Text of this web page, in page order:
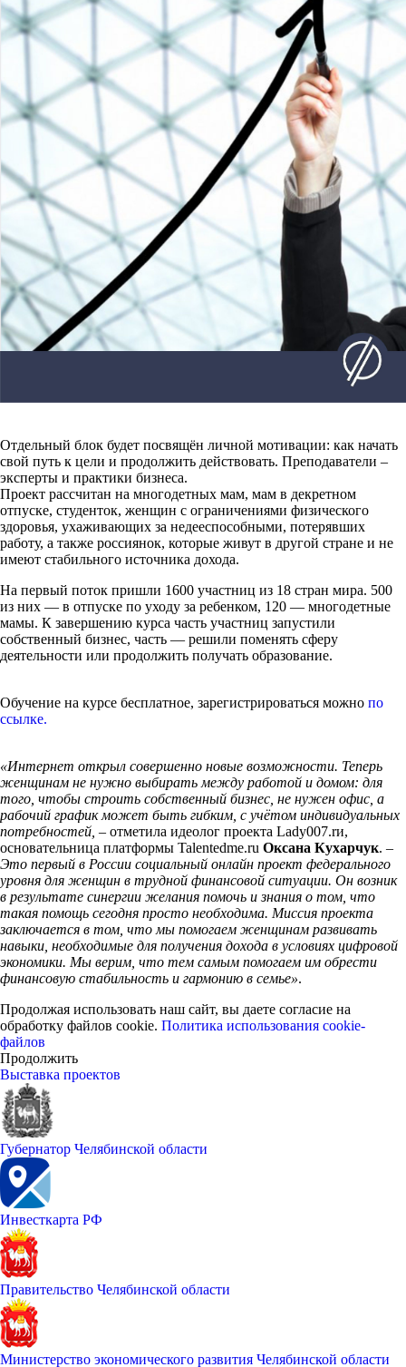
Отдельный блок будет посвящён личной мотивации: как начать
свой путь к цели и продолжить действовать. Преподаватели –
эксперты и практики бизнеса.
Проект рассчитан на многодетных мам, мам в декретном
отпуске, студенток, женщин с ограничениями физического
здоровья, ухаживающих за недееспособными, потерявших
работу, а также россиянок, которые живут в другой стране и не
имеют стабильного источника дохода.
На первый поток пришли 1600 участниц из 18 стран мира. 500
из них — в отпуске по уходу за ребенком, 120 — многодетные
мамы. К завершению курса часть участниц запустили
собственный бизнес, часть — решили поменять сферу
деятельности или продолжить получать образование.
Обучение на курсе бесплатное, зарегистрироваться можно по
ссылке.
«Интернет открыл совершенно новые возможности. Теперь
женщинам не нужно выбирать между работой и домом: для
того, чтобы строить собственный бизнес, не нужен офис, а
рабочий график может быть гибким, с учётом индивидуальных
потребностей, – отметила идеолог проекта Lady007.rи,
основательница платформы Talentedme.ru Оксана Кухарчук. –
Это первый в России социальный онлайн проект федерального
уровня для женщин в трудной финансовой ситуации. Он возник
в результате синергии желания помочь и знания о том, что
такая помощь сегодня просто необходима. Миссия проекта
заключается в том, что мы помогаем женщинам развивать
навыки, необходимые для получения дохода в условиях цифровой
экономики. Мы верим, что тем самым помогаем им обрести
финансовую стабильность и гармонию в семье».
Продолжая использовать наш сайт, вы даете согласие на
обработку файлов cookie. Политика использования cookie-
файлов
Продолжить
Выставка проектов
Губернатор Челябинской области
Инвесткарта РФ
Правительство Челябинской области
Министерство экономического развития Челябинской области